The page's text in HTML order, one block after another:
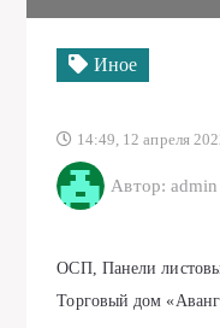
Иное
14:49, 12 апреля
Автор: admin
ОСП, Панели
Торговый дом